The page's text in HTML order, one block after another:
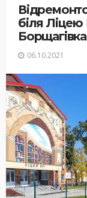
біля
06.10.2021